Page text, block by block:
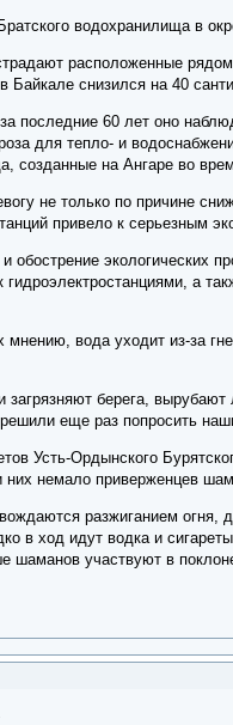
водохранилища в
расположенные
снизился на 40
последние 60 лет оно
для тепло- и
на Ангаре во
не только по причине
привело к серьезным
обострение
а
вода уходит из-за
берега,
еще раз попросить
Усть-Ордынского
немало приверженцев
разжиганием
в ход идут водка и
шаманов участвуют в